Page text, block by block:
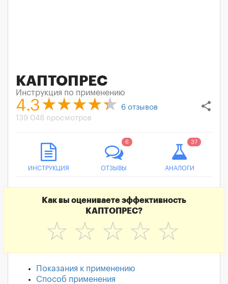
КАПТОПРЕС
Инструкция по применению
share
4.3 6 отзывов
139 048 просмотров
ИНСТРУКЦИЯ ОТЗЫВЫ
6
АНАЛОГИ
37
Как вы оцениваете эффективность
КАПТОПРЕС?
☆
☆
☆
☆
☆
Показания к применению
Способ применения